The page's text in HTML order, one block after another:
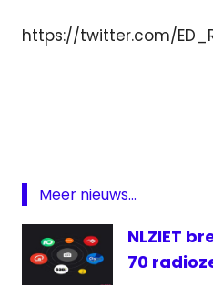
https://twitter.com/
NLPO
Radio
streekomroep
Meer nieuws...
NLZIET
70